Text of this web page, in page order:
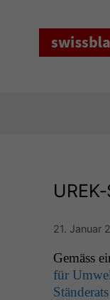
UREK
21. Januar
Gemäss
für